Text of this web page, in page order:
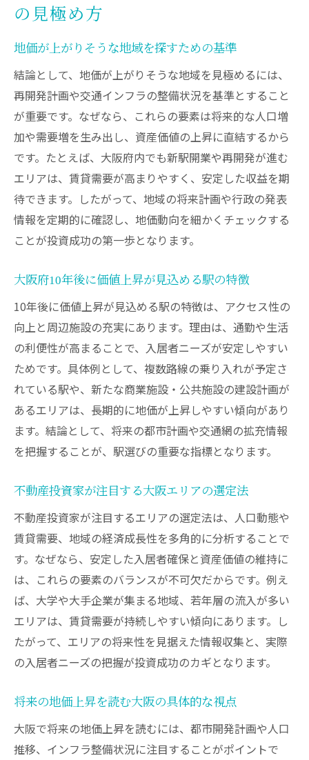
の見極め方
地価が上がりそうな地域を探すための基準
結論として、地価が上がりそうな地域を見極めるには、
再開発計画や交通インフラの整備状況を基準とすること
が重要です。なぜなら、これらの要素は将来的な人口増
加や需要増を生み出し、資産価値の上昇に直結するから
です。たとえば、大阪府内でも新駅開業や再開発が進む
エリアは、賃貸需要が高まりやすく、安定した収益を期
待できます。したがって、地域の将来計画や行政の発表
情報を定期的に確認し、地価動向を細かくチェックする
ことが投資成功の第一歩となります。
大阪府10年後に価値上昇が見込める駅の特徴
10年後に価値上昇が見込める駅の特徴は、アクセス性の
向上と周辺施設の充実にあります。理由は、通勤や生活
の利便性が高まることで、入居者ニーズが安定しやすい
ためです。具体例として、複数路線の乗り入れが予定さ
れている駅や、新たな商業施設・公共施設の建設計画が
あるエリアは、長期的に地価が上昇しやすい傾向があり
ます。結論として、将来の都市計画や交通網の拡充情報
を把握することが、駅選びの重要な指標となります。
不動産投資家が注目する大阪エリアの選定法
不動産投資家が注目するエリアの選定法は、人口動態や
賃貸需要、地域の経済成長性を多角的に分析することで
す。なぜなら、安定した入居者確保と資産価値の維持に
は、これらの要素のバランスが不可欠だからです。例え
ば、大学や大手企業が集まる地域、若年層の流入が多い
エリアは、賃貸需要が持続しやすい傾向にあります。し
たがって、エリアの将来性を見据えた情報収集と、実際
の入居者ニーズの把握が投資成功のカギとなります。
将来の地価上昇を読む大阪の具体的な視点
大阪で将来の地価上昇を読むには、都市開発計画や人口
推移、インフラ整備状況に注目することがポイントで